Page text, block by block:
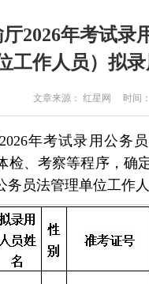
2026年考试录
工作人员）拟
文章来源： 红星网 时间：
年考试录用公务
检、考察等程序，确
务员法管理单位工作